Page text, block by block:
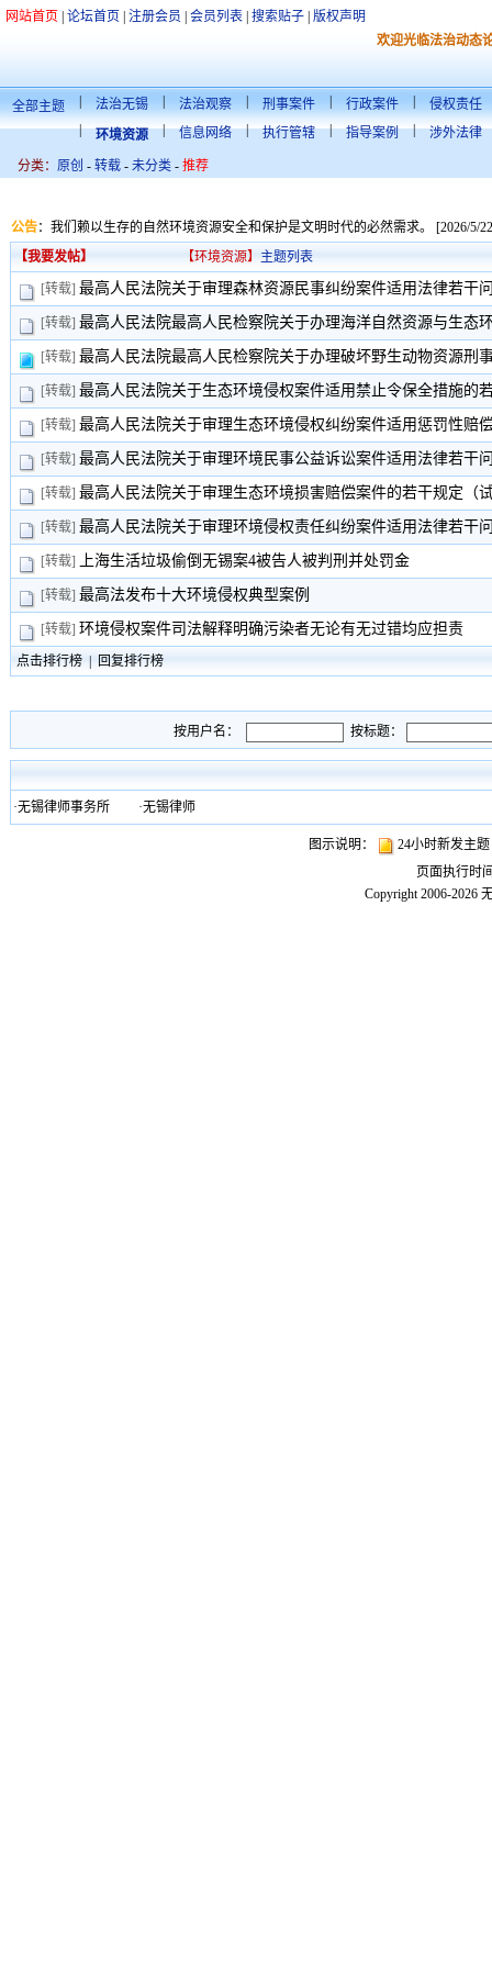
网站首页 论坛首页 注册会员 会员列表 搜索贴子 版权声明
欢迎光临法治动态
全部主题 法治无锡 法治观察 刑事案件 行政案件
侵权责任
|
环境资源 | 信息网络 | 执行管辖 | 指导案例 | 涉外法律
分类： 原创 - 转载 - 未分类 - 推荐
公告： 我们赖以生存的自然环境资源安全和保护是文明时代的必然需求。 [2026/5/
【我要发帖】
【环境资源】 主题列表
[转载] 最高人民法院关于审理森林资源民事纠纷案件适用法律若干
[转载] 最高人民法院最高人民检察院关于办理海洋自然资源与生态
[转载] 最高人民法院最高人民检察院关于办理破坏野生动物资源刑
[转载] 最高人民法院关于生态环境侵权案件适用禁止令保全措施的
[转载] 最高人民法院关于审理生态环境侵权纠纷案件适用惩罚性赔
[转载] 最高人民法院关于审理环境民事公益诉讼案件适用法律若干
[转载] 最高人民法院关于审理生态环境损害赔偿案件的若干规定（
[转载] 最高人民法院关于审理环境侵权责任纠纷案件适用法律若干
[转载] 上海生活垃圾偷倒无锡案4被告人被判刑并处罚金
[转载] 最高法发布十大环境侵权典型案例
[转载] 环境侵权案件司法解释明确污染者无论有无过错均应担责
点击排行榜| 回复排行榜
按用户名： 按标题：
·无锡律师事务所 ·无锡律师
图示说明：
24小时新发主
页面执行时
Copyright 2006-2026